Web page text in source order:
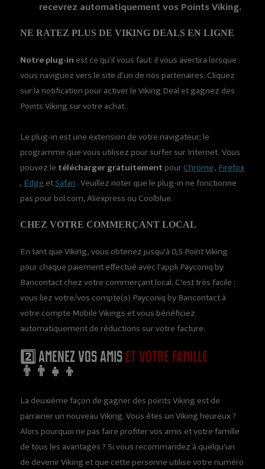
recevrez automatiquement vos Points Viking.
NE RATEZ PLUS DE VIKING DEALS EN LIGNE
Notre plug-in est ce qu’il vous faut: il vous avertira lorsque
vous naviguez vers le site d’un de nos partenaires. Cliquez
sur la notification pour activer le Viking Deal et gagnez des
Points Viking sur votre achat.
Le plug-in est une extension de votre navigateur; le
programme que vous utilisez pour surfer sur Internet. Vous
pouvez le télécharger gratuitementpourChrome, Firefox
, Edge etSafari . Veuillez noter que le plug-in ne fonctionne
pas pour bol.com, Aliexpress ou Coolblue.
CHEZ VOTRE COMMERÇANT LOCAL
En tant que Viking, vous obtenez jusqu'à 0,5 Point Viking
pour chaque paiement effectué avec l'appli Payconiq by
Bancontact chez votre commerçant local. C'est très facile :
vous liez votre/vos compte(s) Payconiq by Bancontact à
votre compte Mobile Vikings et vous bénéficiez
automatiquement de réductions sur votre facture.
2️⃣ Amenez vos amiset votre famille
👨‍👨‍👧‍👦
La deuxième façon de gagner des points Viking est de
parrainer un nouveau Viking. Vous êtes un Viking heureux ?
Alors pourquoi ne pas faire profiter vos amis et votre famille
de tous les avantages ? Si vous recommandez à quelqu'un
de devenir Viking et que cette personne utilise votre numéro